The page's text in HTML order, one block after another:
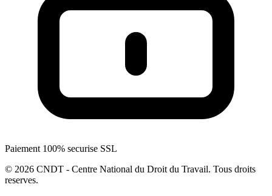
Paiement 100% securise SSL
© 2026 CNDT - Centre National du Droit du Travail. Tous droits
reserves.